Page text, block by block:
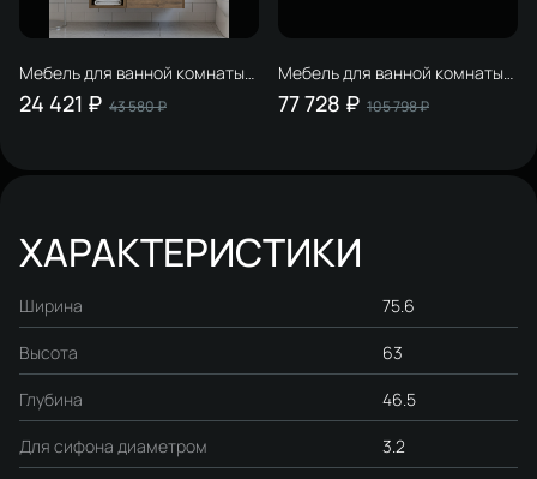
Мебель для ванной комнаты
STWORKI Карлстад 75 дуб
рустикальный, в стиле лофт,
24 421 ₽ 43 580 ₽
Мебель для ванной комнаты
STWORKI Берген 100 белая с
темной столешницей,
77 728 ₽ 105 798 ₽
ХАРАКТЕРИСТИКИ
Ширина 75.6
Высота 63
Глубина 46.5
Для сифона диаметром 3.2